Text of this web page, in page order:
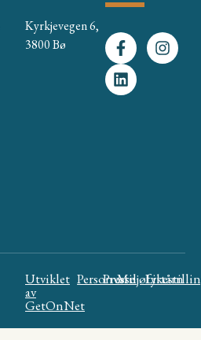
Kyrkjevegen 6,
3800 Bø
Utviklet
av
GetOnNet
Personvern
Presse
Miljøfyrtårn